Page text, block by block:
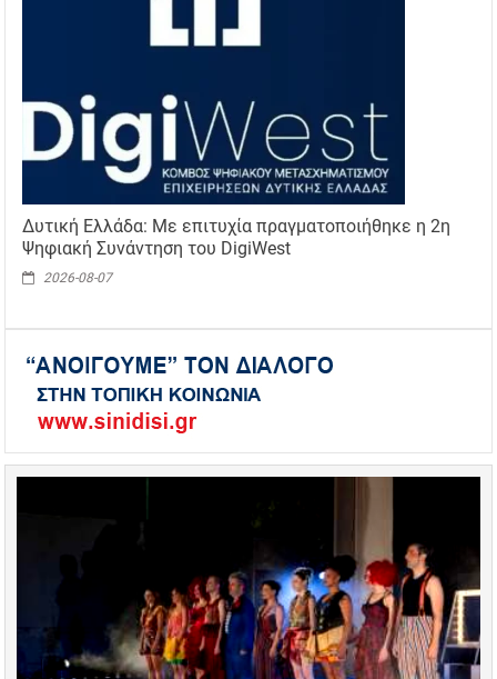
Δυτική Ελλάδα: Με επιτυχία πραγματοποιήθηκε η 2η
Ψηφιακή Συνάντηση του DigiWest
2026-08-07